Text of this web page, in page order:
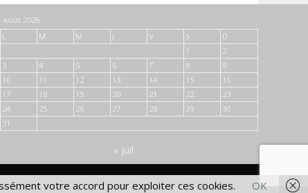
août 2026
L
M M J V S
D
1
2
3
4 5 6 7 8
9
10
11 12 13 14 15
16
17
18 19 20 21 22
23
24
25 26 27 28 29
30
31
« Juil
votre accord pour exploiter ces cookies. OK